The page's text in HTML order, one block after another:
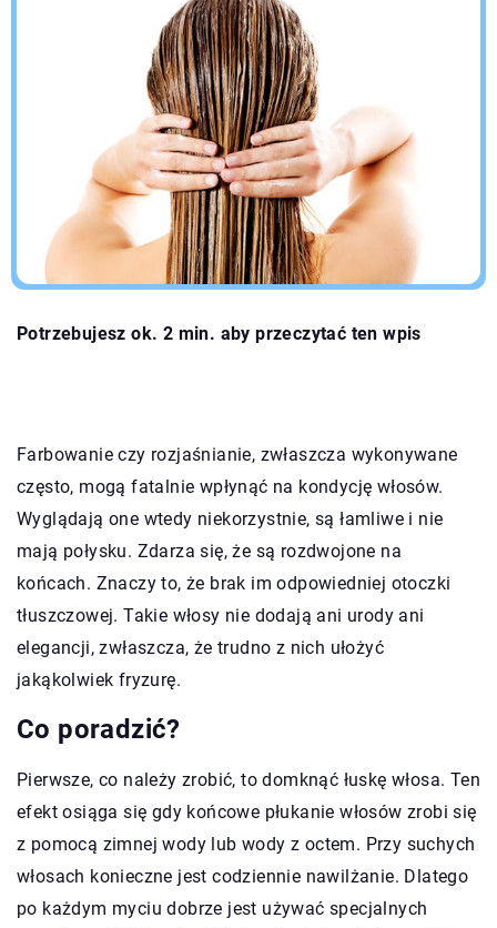
Potrzebujesz ok. 2 min. aby przeczytać ten wpis
Farbowanie czy rozjaśnianie, zwłaszcza wykonywane
często, mogą fatalnie wpłynąć na kondycję włosów.
Wyglądają one wtedy niekorzystnie, są łamliwe i nie
mają połysku. Zdarza się, że są rozdwojone na
końcach. Znaczy to, że brak im odpowiedniej otoczki
tłuszczowej. Takie włosy nie dodają ani urody ani
elegancji, zwłaszcza, że trudno z nich ułożyć
jakąkolwiek fryzurę.
Co poradzić?
Pierwsze, co należy zrobić, to domknąć łuskę włosa. Ten
efekt osiąga się gdy końcowe płukanie włosów zrobi się
z pomocą zimnej wody lub wody z octem. Przy suchych
włosach konieczne jest codziennie nawilżanie. Dlatego
po każdym myciu dobrze jest używać specjalnych